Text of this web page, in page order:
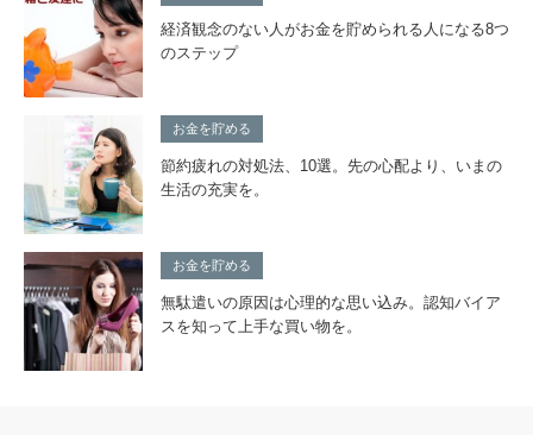
経済観念のない人がお金を貯められる人になる8つ
のステップ
お金を貯める
節約疲れの対処法、10選。先の心配より、いまの
生活の充実を。
お金を貯める
無駄遣いの原因は心理的な思い込み。認知バイア
スを知って上手な買い物を。